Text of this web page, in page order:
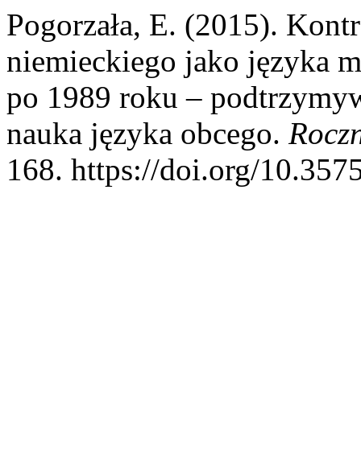
Pogorzała, E. (2015).
niemieckiego jako języka
po 1989 roku –
nauka języka obcego.
168. https://doi.org/